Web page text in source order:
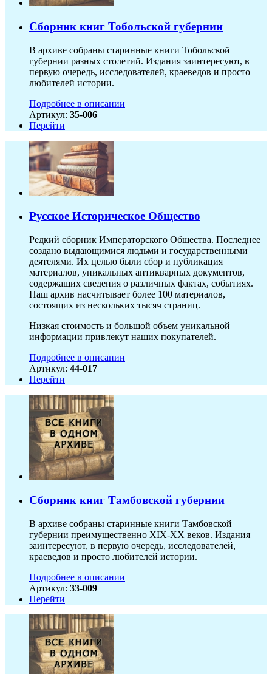
Сборник книг Тобольской губернии
В архиве собраны старинные книги Тобольской
губернии разных столетий. Издания заинтересуют, в
первую очередь, исследователей, краеведов и просто
любителей истории.
Подробнее в описании
Артикул: 35-006
Перейти
Русское Историческое Общество
Редкий сборник Императорского Общества. Последнее
создано выдающимися людьми и государственными
деятелями. Их целью были сбор и публикация
материалов, уникальных антикварных документов,
содержащих сведения о различных фактах, событиях.
Наш архив насчитывает более 100 материалов,
состоящих из нескольких тысяч страниц.
Низкая стоимость и большой объем уникальной
информации привлекут наших покупателей.
Подробнее в описании
Артикул: 44-017
Перейти
Сборник книг Тамбовской губернии
В архиве собраны старинные книги Тамбовской
губернии преимущественно XIX-ХХ веков. Издания
заинтересуют, в первую очередь, исследователей,
краеведов и просто любителей истории.
Подробнее в описании
Артикул: 33-009
Перейти